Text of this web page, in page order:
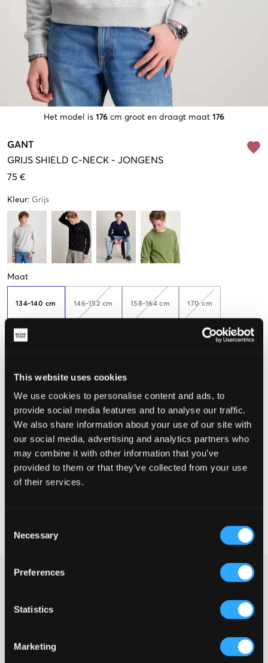
This website uses cookies
We use cookies to personalise content and ads, to
provide social media features and to analyse our traffic.
We also share information about your use of our site with
our social media, advertising and analytics partners who
may combine it with other information that you’ve
provided to them or that they’ve collected from your use
of their services.
Selection
Necessary
Preferences
Statistics
Marketing
Het model is 176 cm groot en draagt maat 176
GANT
GRIJS SHIELD C-NECK - JONGENS
75 €
Kleur: Grijs
Maat
134-140 cm 146-152 cm 158-164 cm 170 cm
De maat lijkt
Te klein Perfect Te groot
KIES EEN MAAT
Recht op herroeping binnen 60 dagen
Grijze sweatshirt van Gant. De sweater heeft een normale
onderkant en aan de mouwuiteinden. Het logo van het merk is
geborduurd en op de borst geplaatst.
Ronde hals